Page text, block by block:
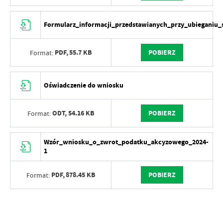
Format: PDF,55.7 KB POBIERZ
Oświadczenie do wniosku
Format:ODT,54.16 KB POBIERZ
Wzór_wniosku_o_zwrot_podatku_akcyzowego_2024-
1
Format: PDF,878.45 KB POBIERZ